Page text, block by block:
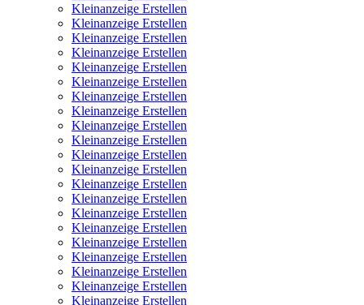
Kleinanzeige Erstellen
Kleinanzeige Erstellen
Kleinanzeige Erstellen
Kleinanzeige Erstellen
Kleinanzeige Erstellen
Kleinanzeige Erstellen
Kleinanzeige Erstellen
Kleinanzeige Erstellen
Kleinanzeige Erstellen
Kleinanzeige Erstellen
Kleinanzeige Erstellen
Kleinanzeige Erstellen
Kleinanzeige Erstellen
Kleinanzeige Erstellen
Kleinanzeige Erstellen
Kleinanzeige Erstellen
Kleinanzeige Erstellen
Kleinanzeige Erstellen
Kleinanzeige Erstellen
Kleinanzeige Erstellen
Kleinanzeige Erstellen